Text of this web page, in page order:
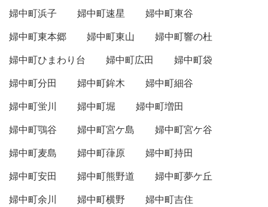
婦中町浜子
婦中町速星
婦中町東谷
婦中町東本郷
婦中町東山
婦中町響の杜
婦中町ひまわり台
婦中町広田
婦中町袋
婦中町分田
婦中町鉾木
婦中町細谷
婦中町蛍川
婦中町堀
婦中町増田
婦中町鶚谷
婦中町宮ケ島
婦中町宮ケ谷
婦中町麦島
婦中町葎原
婦中町持田
婦中町安田
婦中町熊野道
婦中町夢ケ丘
婦中町余川
婦中町横野
婦中町吉住